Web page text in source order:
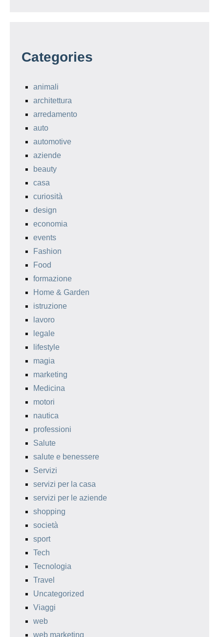
Categories
animali
architettura
arredamento
auto
automotive
aziende
beauty
casa
curiosità
design
economia
events
Fashion
Food
formazione
Home & Garden
istruzione
lavoro
legale
lifestyle
magia
marketing
Medicina
motori
nautica
professioni
Salute
salute e benessere
Servizi
servizi per la casa
servizi per le aziende
shopping
società
sport
Tech
Tecnologia
Travel
Uncategorized
Viaggi
web
web marketing